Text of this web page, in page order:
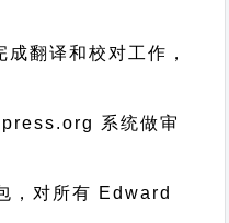
翻译和校对工作，
系统做审
，对所有 Edward